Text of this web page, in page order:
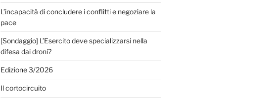
L’incapacità di concludere i conflitti e negoziare la
pace
[Sondaggio] L’Esercito deve specializzarsi nella
difesa dai droni?
Edizione 3/2026
Il cortocircuito